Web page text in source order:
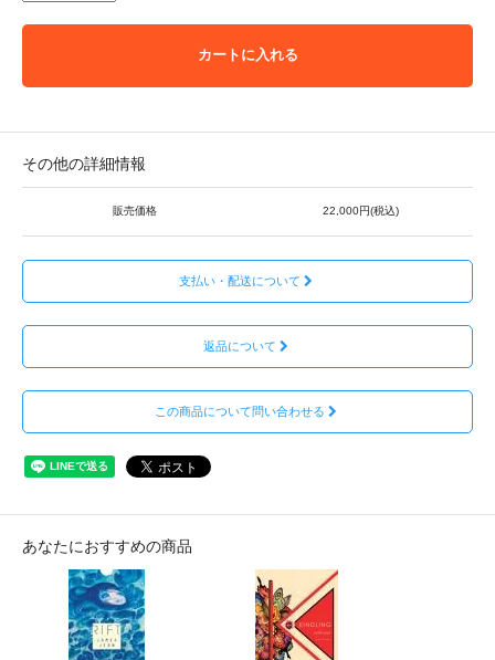
カートに入れる
その他の詳細情報
販売価格 22,000円(税込)
支払い・配送について
返品について
この商品について問い合わせる
あなたにおすすめの商品